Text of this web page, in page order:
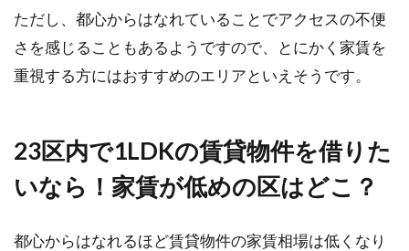
窓にはブラインドを！おしゃれでス
せん。し...
木造・軽量鉄骨造の耐用年数はどの
ただし、都心からはなれていることでアクセスの不便
さを感じることもあるようですので、とにかく家賃を
重視する方にはおすすめのエリアといえそうです。
23区内で1LDKの賃貸物件を借りた
いなら！家賃が低めの区はどこ？
都心からはなれるほど賃貸物件の家賃相場は低くなり